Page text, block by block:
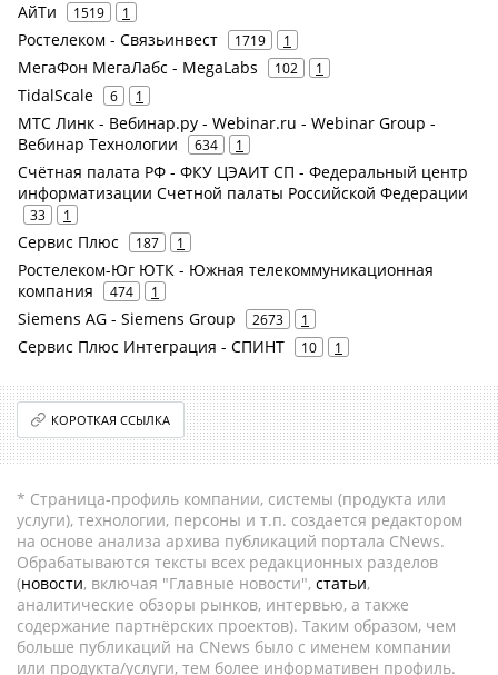
АйТи 1519 1
Ростелеком - Связьинвест 1719 1
МегаФон МегаЛабс - MegaLabs 102 1
TidalScale 6 1
МТС Линк - Вебинар.ру - Webinar.ru - Webinar Group -
Вебинар Технологии
634 1
Счётная палата РФ - ФКУ ЦЭАИТ СП - Федеральный центр
информатизации Счетной палаты Российской Федерации
33 1
Сервис Плюс 187 1
Ростелеком-Юг ЮТК - Южная телекоммуникационная
компания
474 1
Siemens AG - Siemens Group 2673 1
Сервис Плюс Интеграция - СПИНТ 10 1
КОРОТКАЯ ССЫЛКА
* Страница-профиль компании, системы (продукта или
услуги), технологии, персоны и т.п. создается редактором
на основе анализа архива публикаций портала CNews.
Обрабатываются тексты всех редакционных разделов
(новости, включая "Главные новости", статьи,
аналитические обзоры рынков, интервью, а также
содержание партнёрских проектов). Таким образом, чем
больше публикаций на CNews было с именем компании
или продукта/услуги, тем более информативен профиль.